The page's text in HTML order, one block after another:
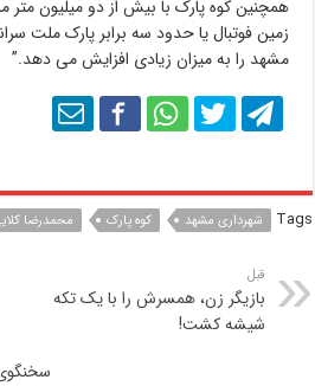
زمین فوتبال یا حدود سه برابر پارک ملت
مشهد را به میزان زیادی افزایش می دهد.”
Tags شهرداری مشهد کوه پارک محمدرضا
قبل
بازیگر زن، همسرش را با یک تکه
شیشه کشت!